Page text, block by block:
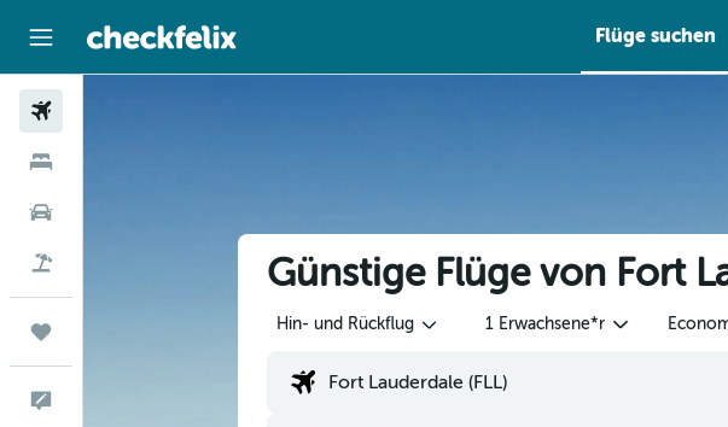
Flüge suchen
Günstige Flüge von Fort
Hin- und Rückflug 1 Erwachsene*r